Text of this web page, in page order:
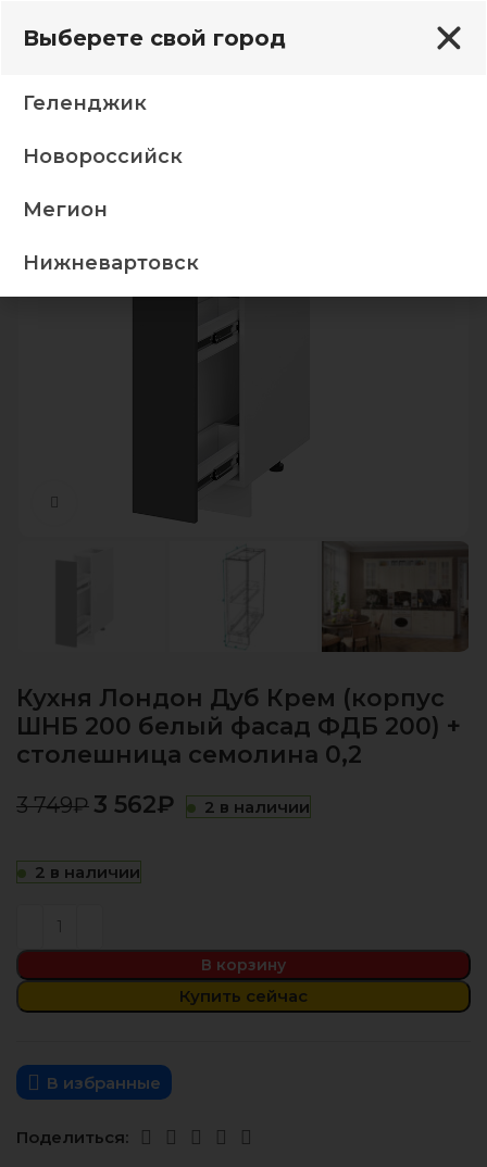
фасад ФДБ 200) + столешница семолина 0,2
Кухня Лондон Дуб Крем (корпус
ШНБ 200 белый фасад ФДБ 200) +
столешница семолина 0,2
3 749₽ 3 562₽ 2 в наличии
2 в наличии
В корзину
Купить сейчас
В избранные
Поделиться:
Выберете свой город
Геленджик
Новороссийск
Мегион
Нижневартовск